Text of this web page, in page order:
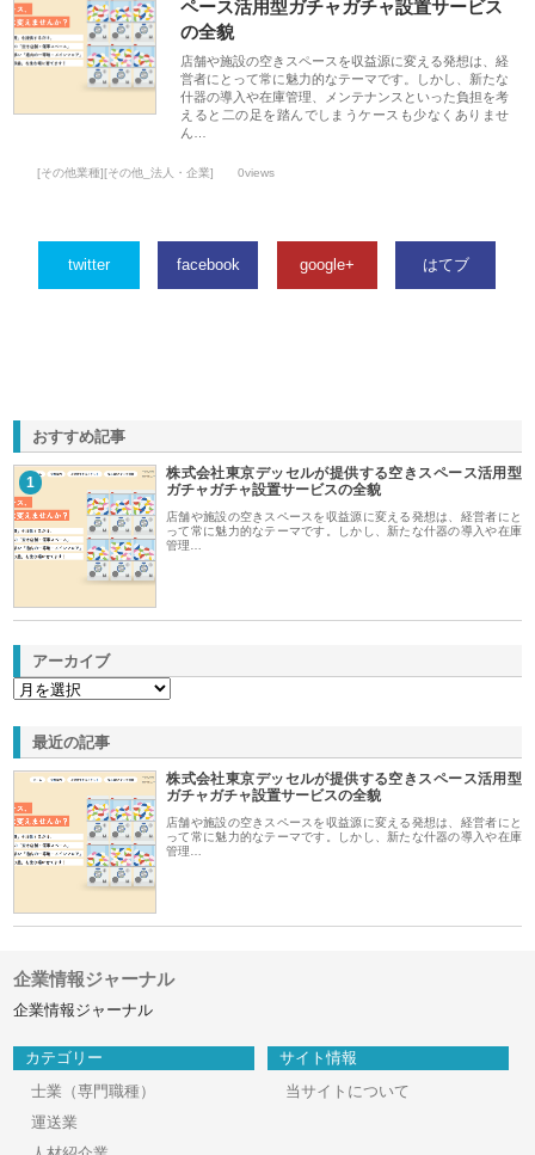
ペース活用型ガチャガチャ設置サービス
の全貌
店舗や施設の空きスペースを収益源に変える発想は、経
営者にとって常に魅力的なテーマです。しかし、新たな
什器の導入や在庫管理、メンテナンスといった負担を考
えると二の足を踏んでしまうケースも少なくありませ
ん…
[その他業種][その他_法人・企業] 0views
twitter facebook google+ はてブ
おすすめ記事
1
株式会社東京デッセルが提供する空きスペース活用型
ガチャガチャ設置サービスの全貌
店舗や施設の空きスペースを収益源に変える発想は、経営者にと
って常に魅力的なテーマです。しかし、新たな什器の導入や在庫
管理…
アーカイブ
最近の記事
株式会社東京デッセルが提供する空きスペース活用型
ガチャガチャ設置サービスの全貌
店舗や施設の空きスペースを収益源に変える発想は、経営者にと
って常に魅力的なテーマです。しかし、新たな什器の導入や在庫
管理…
企業情報ジャーナル
企業情報ジャーナル
カテゴリー
士業（専門職種）
運送業
サイト情報
当サイトについて